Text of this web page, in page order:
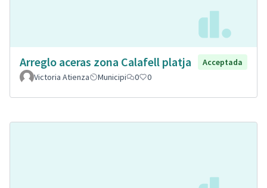
Arreglo aceras zona Calafell platja
Acceptada
Victoria Atienza
Municipi 0 0